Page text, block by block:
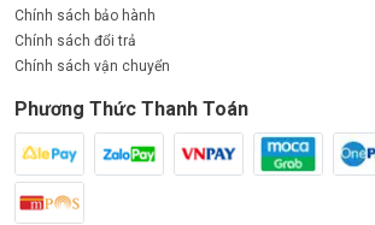
Chính sách bảo hành
Chính sách đổi trả
Chính sách vận chuyển
Phương Thức Thanh Toán